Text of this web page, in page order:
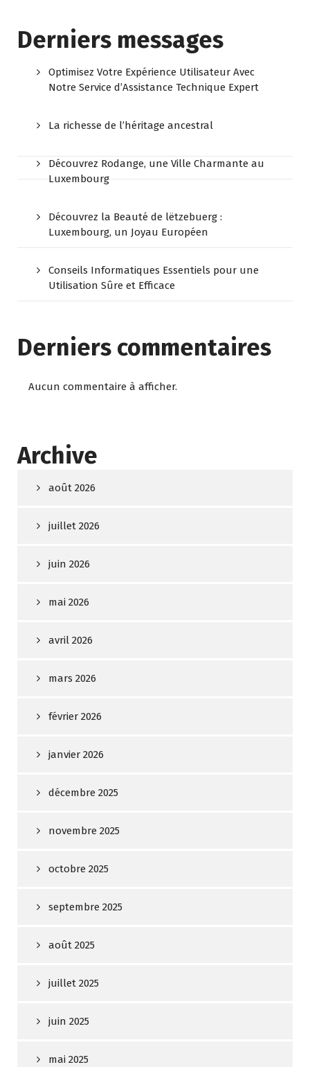
Derniers messages
Optimisez Votre Expérience Utilisateur Avec
Notre Service d’Assistance Technique Expert
La richesse de l’héritage ancestral
Découvrez Rodange, une Ville Charmante au
Luxembourg
Découvrez la Beauté de lëtzebuerg :
Luxembourg, un Joyau Européen
Conseils Informatiques Essentiels pour une
Utilisation Sûre et Efficace
Derniers commentaires
Aucun commentaire à afficher.
Archive
août 2026
juillet 2026
juin 2026
mai 2026
avril 2026
mars 2026
février 2026
janvier 2026
décembre 2025
novembre 2025
octobre 2025
septembre 2025
août 2025
juillet 2025
juin 2025
mai 2025